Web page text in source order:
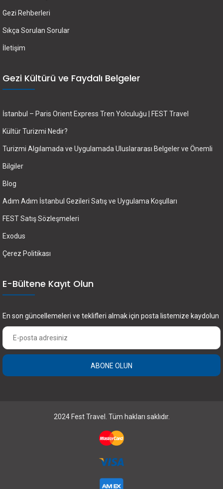
için Üye Olun.
Gezi Rehberleri
Sıkça Sorulan Sorular
İletişim
Gezi Kültürü ve Faydalı Belgeler
İstanbul – Paris Orient Express Tren Yolculuğu | FEST Travel
Kültür Turizmi Nedir?
Turizmi Algılamada ve Uygulamada Uluslararası Belgeler ve Önemli
Bilgiler
Blog
Adım Adım İstanbul Gezileri Satış ve Uygulama Koşulları
FEST Satış Sözleşmeleri
Exodus
Çerez Politikası
E-Bültene Kayıt Olun
En son güncellemeleri ve teklifleri almak için posta listemize kaydolun
ABONE OLUN
2024 Fest Travel. Tüm hakları saklıdır.